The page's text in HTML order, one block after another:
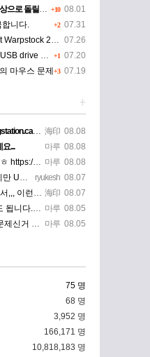
+10 08.01
게 해야 하는 지요?
+2 07.31
합니다.
07.26
2026
+1 07.20
가능한지요?
+3 07.19
마우스 문제
+
海印 08.08
306500
마루 08.08
...
마루 08.08
ryukesh 08.07
면 UTM 에뮬레…
海印 08.07
ㅎㅎ 날씨도 덥고.....…
마루 08.05
와서 그런거 같은데요.
마루 08.05
폭으로 해 보세요
75 명
68 명
3,952 명
166,171 명
10,818,183 명